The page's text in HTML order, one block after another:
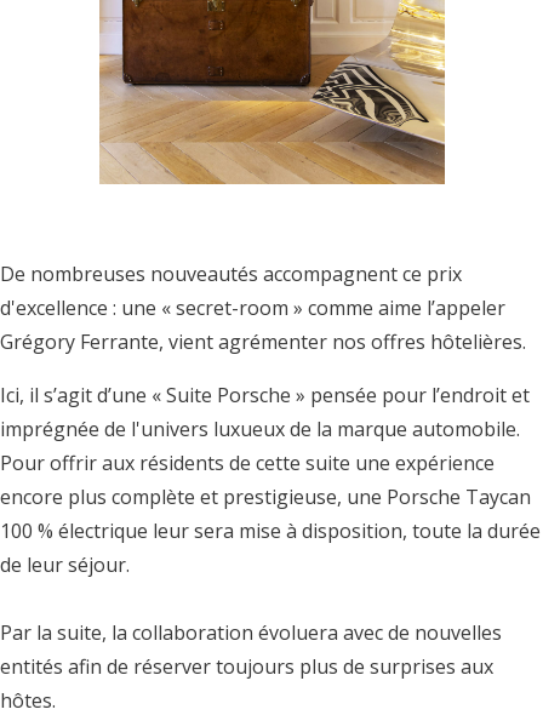
De nombreuses nouveautés accompagnent ce prix
d'excellence : une « secret-room » comme aime l’appeler
Grégory Ferrante, vient agrémenter nos offres hôtelières.
Ici, il s’agit d’une « Suite Porsche » pensée pour l’endroit et
imprégnée de l'univers luxueux de la marque automobile.
Pour offrir aux résidents de cette suite une expérience
encore plus complète et prestigieuse, une Porsche Taycan
100 % électrique leur sera mise à disposition, toute la durée
de leur séjour.
Par la suite, la collaboration évoluera avec de nouvelles
entités afin de réserver toujours plus de surprises aux
hôtes.